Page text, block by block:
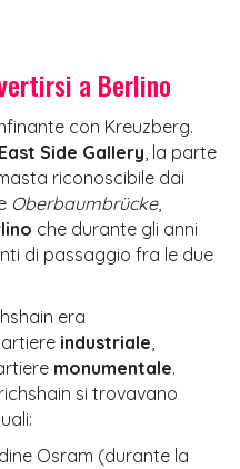
a Berlino
con Kreuzberg.
East Side Gallery, la parte
riconoscibile dai
Oberbaumbrücke,
che durante gli anni
di passaggio fra le due
era
industriale,
monumentale.
si trovavano
Osram (durante la